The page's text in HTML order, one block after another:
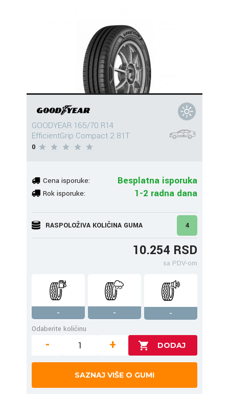
GOODYEAR 165/70 R14
EfficientGrip Compact 2 81T
0
Cena isporuke: Besplatna isporuka
Rok isporuke: 1-2 radna dana
RASPOLOŽIVA KOLIČINA GUMA 4
10.254 RSD
sa PDV-om
- -
-
Odaberite količinu
- +
SAZNAJ VIŠE O GUMI